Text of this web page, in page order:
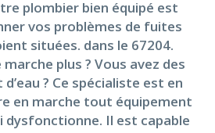
plombier bien équipé est
vos problèmes de fuites
situées. dans le 67204.
plus ? Vous avez des
? Ce spécialiste est en
en marche tout équipement
dysfonctionne. Il est capable